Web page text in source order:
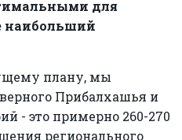
для
наибольший
плану, мы
Прибалхашья и
- это примерно 260-270
регионального